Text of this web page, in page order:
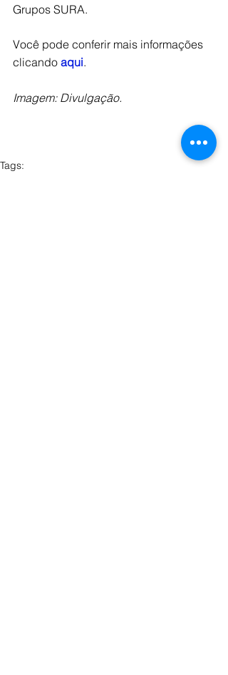
Grupos SURA.
Você pode conferir mais informações
clicando aqui.
Imagem: Divulgação.
Tags: